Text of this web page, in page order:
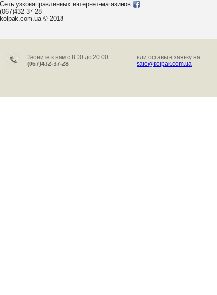
Сеть узконаправленных интернет-магазинов
(067)432-37-28
kolpak.com.ua © 2018
Звоните к нам c 8:00 до 20:00
(067)432-37-28
или оставьте заявку на
sale@kolpak.com.ua